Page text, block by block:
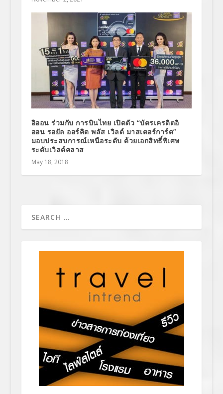
อิออน ร่วมกับ การบินไทย เปิดตัว “บัตรเครดิตอิ
ออน รอยัล ออร์คิด พลัส เวิลด์ มาสเตอร์การ์ด”
มอบประสบการณ์เหนือระดับ ด้วยเอกสิทธิ์พิเศษ
ระดับเวิลด์คลาส
May 18, 2018